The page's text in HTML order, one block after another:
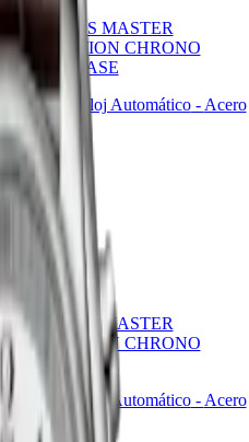
LONGINES MASTER
COLLECTION CHRONO
MOONPHASE
42 mm- Reloj Automático- Acero
inoxidable
4.200,00 €
Avisarme
LONGINES MASTER
COLLECTION CHRONO
MOONPHASE
40 mm
- Reloj Automático- Acero
inoxidable